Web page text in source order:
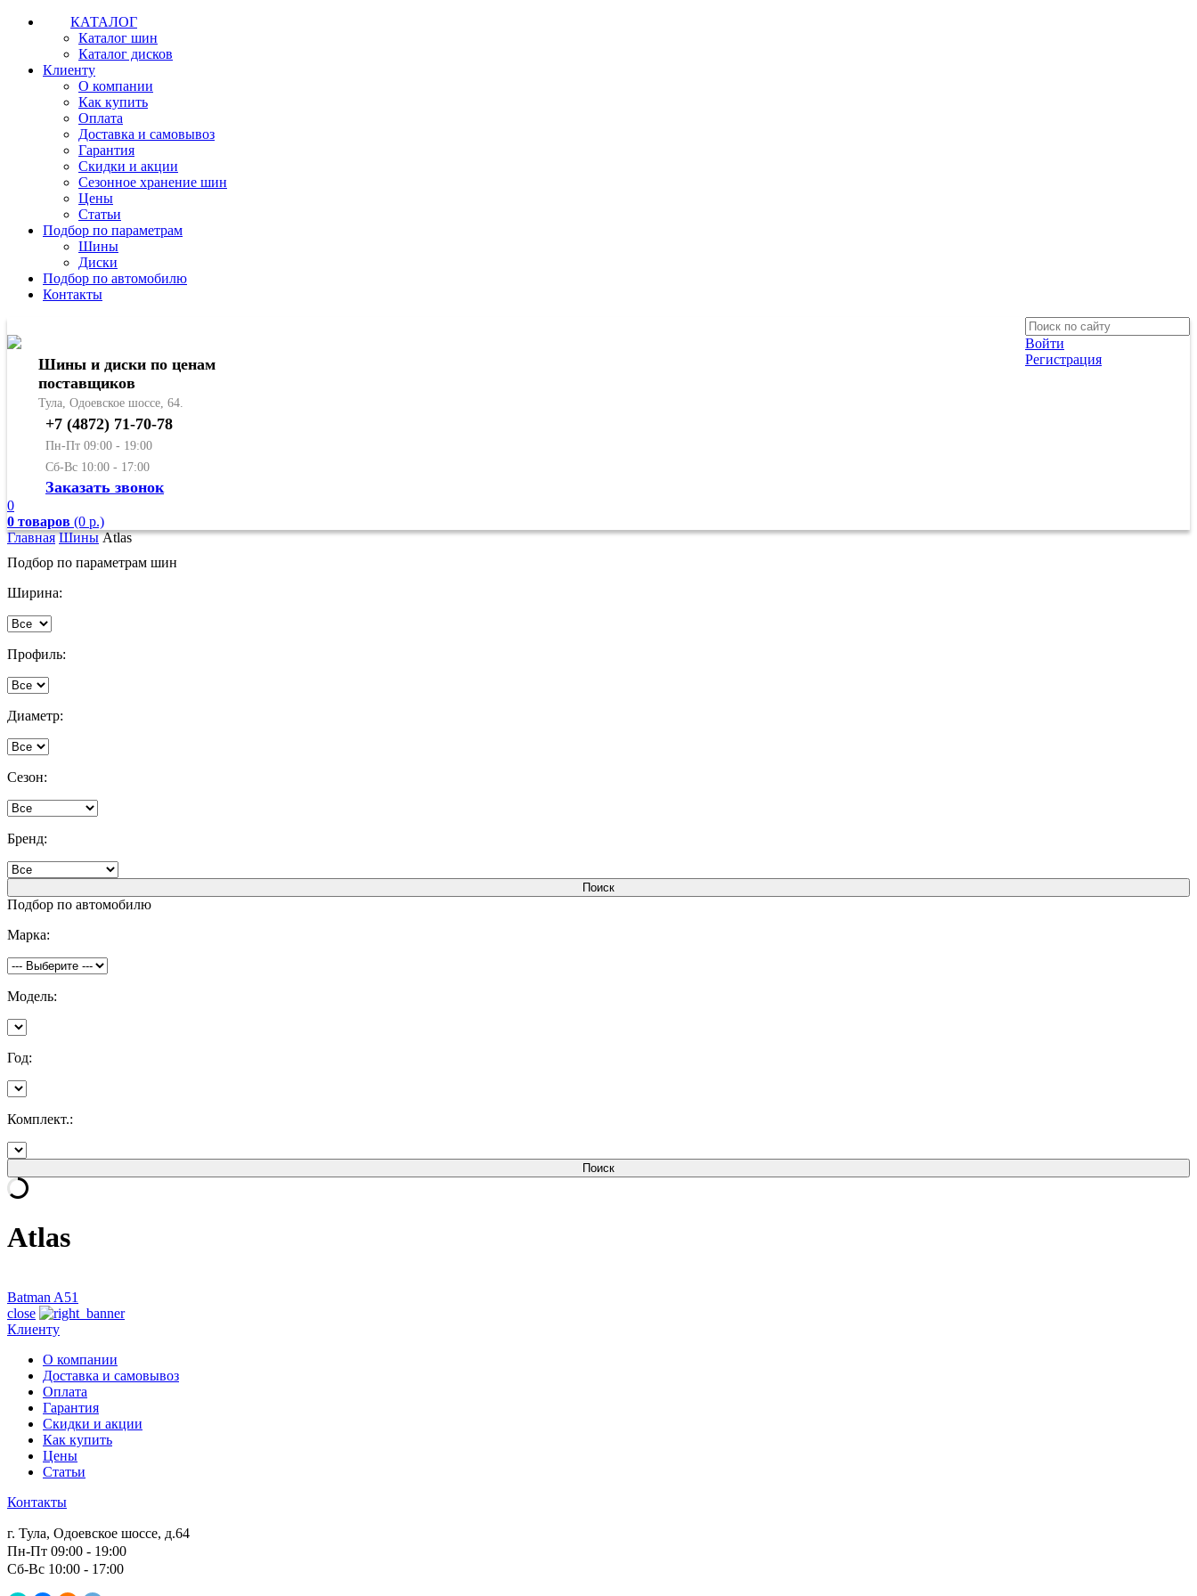
КАТАЛОГ
Каталог шин
Каталог дисков
Клиенту
О компании
Как купить
Оплата
Доставка и самовывоз
Гарантия
Скидки и акции
Сезонное хранение шин
Цены
Статьи
Подбор по параметрам
Шины
Диски
Подбор по автомобилю
Контакты
Войти
Регистрация
Шины и диски по ценам
поставщиков
Тула, Одоевское шоссе, 64.
+7 (4872) 71-70-78
Пн-Пт 09:00 - 19:00
Сб-Вс 10:00 - 17:00
Заказать звонок
0
0 товаров (0 р.)
Главная ШиныAtlas
Подбор по параметрам шин
Ширина:
Профиль:
Диаметр:
Сезон:
Бренд:
Подбор по автомобилю
Марка:
Модель:
Год:
Комплект.:
Atlas
Batman A51
close
Клиенту
О компании
Доставка и самовывоз
Оплата
Гарантия
Скидки и акции
Как купить
Цены
Статьи
Контакты
г. Тула, Одоевское шоссе, д.64
Пн-Пт 09:00 - 19:00
Сб-Вс 10:00 - 17:00